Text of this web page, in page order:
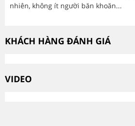
nhiên, không ít người băn khoăn...
KHÁCH HÀNG ĐÁNH GIÁ
VIDEO